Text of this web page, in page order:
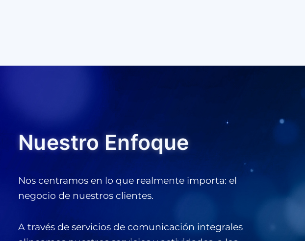
Nuestro Enfoque
Nos centramos en lo que realmente importa: el
negocio de nuestros clientes.
A través de servicios de comunicación integrales